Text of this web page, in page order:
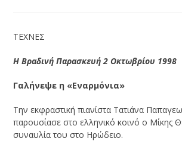
ΤΕΧΝΕΣ
Η Βραδινή Παρασκευή 2 Οκτωβρίου 1998
Γαλήνεψε η «Εναρμόνια»
Την εκφραστική πιανίστα Τατιάνα
παρουσίασε στο ελληνικό κοινό ο Μίκης
συναυλία του στο Ηρώδειο.